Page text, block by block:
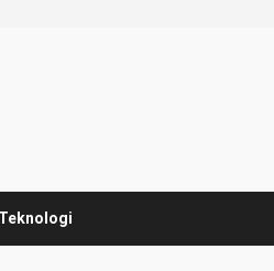
Teknologi